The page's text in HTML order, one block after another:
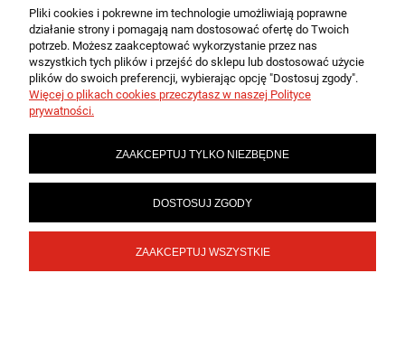
ZAPISZ SIĘ
PŁATNOŚCI I DOSTAWA
Pliki cookies i pokrewne im technologie umożliwiają poprawne
działanie strony i pomagają nam dostosować ofertę do Twoich
potrzeb. Możesz zaakceptować wykorzystanie przez nas
wszystkich tych plików i przejść do sklepu lub dostosować użycie
plików do swoich preferencji, wybierając opcję "Dostosuj zgody".
Więcej o plikach cookies przeczytasz w naszej Polityce
prywatności.
ZAAKCEPTUJ TYLKO NIEZBĘDNE
DOSTOSUJ ZGODY
ZAAKCEPTUJ WSZYSTKIE